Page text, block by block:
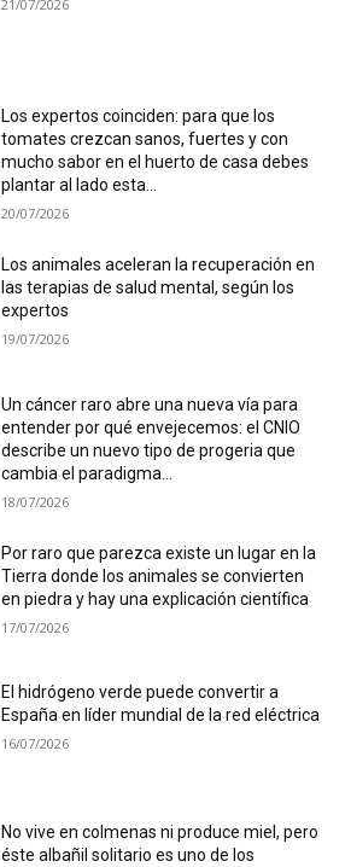
21/07/2026
Los expertos coinciden: para que los
tomates crezcan sanos, fuertes y con
mucho sabor en el huerto de casa debes
plantar al lado esta...
20/07/2026
Los animales aceleran la recuperación en
las terapias de salud mental, según los
expertos
19/07/2026
Un cáncer raro abre una nueva vía para
entender por qué envejecemos: el CNIO
describe un nuevo tipo de progeria que
cambia el paradigma...
18/07/2026
Por raro que parezca existe un lugar en la
Tierra donde los animales se convierten
en piedra y hay una explicación científica
17/07/2026
El hidrógeno verde puede convertir a
España en líder mundial de la red eléctrica
16/07/2026
No vive en colmenas ni produce miel, pero
éste albañil solitario es uno de los